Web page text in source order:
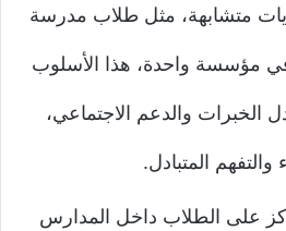
متشابهة، مثل طلاب مدرسة
مؤسسة واحدة، هذا الأسلوب
الخبرات والدعم الاجتماعي،
والتفهم المتبادل.
على الطلاب داخل المدارس